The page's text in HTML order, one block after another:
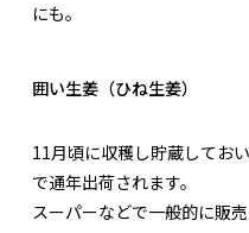
にも。
囲い生姜（ひね生姜）
11月頃に収穫し貯蔵してお
で通年出荷されます。
スーパーなどで一般的に販売